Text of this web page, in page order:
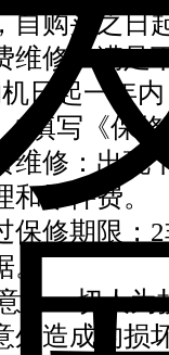
自购买之日
维修：满足
日起一年
2 填写《保
维修：出现
和零件费。
保修期限； 2
。
：一切人为
外造成的损